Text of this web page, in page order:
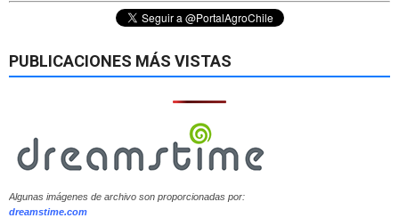
PUBLICACIONES MÁS VISTAS
Algunas imágenes de archivo son proporcionadas por:
dreamstime.com